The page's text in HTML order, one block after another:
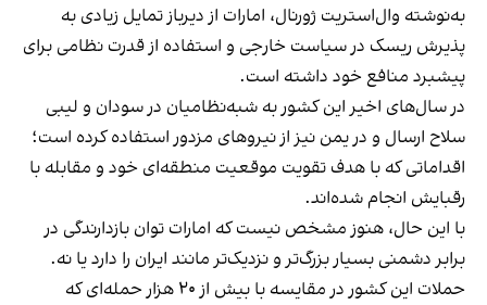
به‌نوشته وال‌استریت ژورنال، امارات از دیرباز تمایل زیادی به
پذیرش ریسک در سیاست خارجی و استفاده از قدرت نظامی برای
پیشبرد منافع خود داشته است.
در سال‌های اخیر این کشور به شبه‌نظامیان در سودان و لیبی
سلاح ارسال و در یمن نیز از نیروهای مزدور استفاده کرده است؛
اقداماتی که با هدف تقویت موقعیت منطقه‌ای خود و مقابله با
رقبایش انجام شده‌اند.
با این حال، هنوز مشخص نیست که امارات توان بازدارندگی در
برابر دشمنی بسیار بزرگ‌تر و نزدیک‌تر مانند ایران را دارد یا نه.
حملات این کشور در مقایسه با بیش از ۲۰ هزار حمله‌ای که